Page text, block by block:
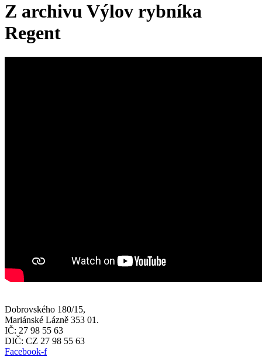
Z archivu Výlov rybníka
Regent
Dobrovského 180/15,
Mariánské Lázně 353 01.
IČ: 27 98 55 63
DIČ: CZ 27 98 55 63
Facebook-f